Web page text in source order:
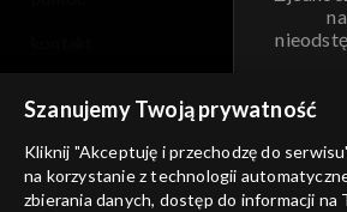
informacje o dostawcy usług
Szanujemy Twoją prywatność
Kliknij "Akceptuję i przechodzę do
na korzystanie z technologii
zbierania danych, dostęp do informacji na